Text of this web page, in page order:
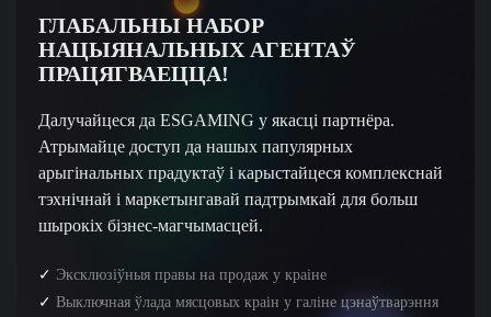
ГЛАБАЛЬНЫ НАБОР
НАЦЫЯНАЛЬНЫХ АГЕНТАЎ
ПРАЦЯГВАЕЦЦА!
Далучайцеся да ESGAMING у якасці партнёра.
Атрымайце доступ да нашых папулярных
арыгінальных прадуктаў і карыстайцеся комплекснай
тэхнічнай і маркетынгавай падтрымкай для больш
шырокіх бізнес-магчымасцей.
✓ Эксклюзіўныя правы на продаж у краіне
✓ Выключная ўлада мясцовых краін у галіне цэнаўтварэння